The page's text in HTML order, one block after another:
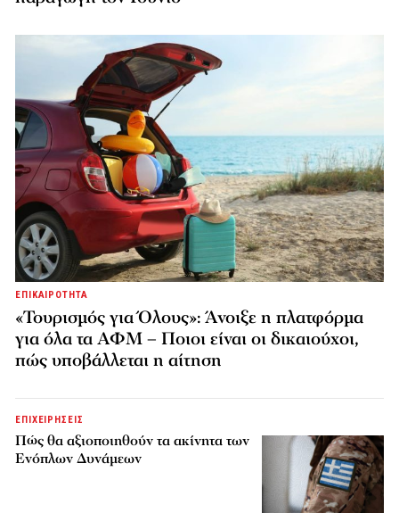
ΕΠΙΚΑΙΡΟΤΗΤΑ
«Τουρισμός για Όλους»: Άνοιξε η πλατφόρμα
για όλα τα ΑΦΜ – Ποιοι είναι οι δικαιούχοι,
πώς υποβάλλεται η αίτηση
ΕΠΙΧΕΙΡΗΣΕΙΣ
Πώς θα αξιοποιηθούν τα ακίνητα των
Ενόπλων Δυνάμεων